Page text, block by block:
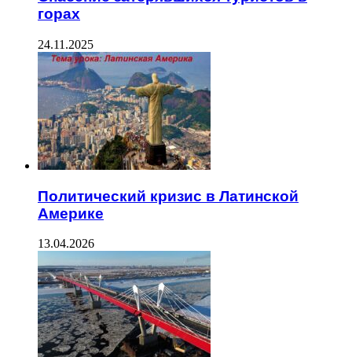
горах
24.11.2025
Политический кризис в Латинской
Америке
13.04.2026